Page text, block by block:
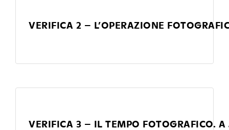
VERIFICA 2 – L’OPERAZIONE
VERIFICA 3 – IL TEMPO FOTOGRAFICO.